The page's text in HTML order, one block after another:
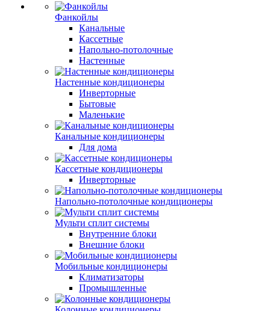
Фанкойлы
Канальные
Кассетные
Напольно-потолочные
Настенные
Настенные кондиционеры
Инверторные
Бытовые
Маленькие
Канальные кондиционеры
Для дома
Кассетные кондиционеры
Инверторные
Напольно-потолочные кондиционеры
Мульти сплит системы
Внутренние блоки
Внешние блоки
Мобильные кондиционеры
Климатизаторы
Промышленные